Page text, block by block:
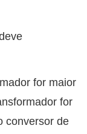
for maior
for
conversor de